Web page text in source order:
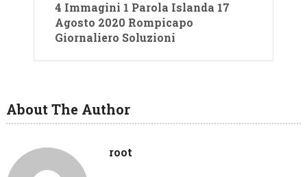
4 Immagini 1 Parola Islanda 17
Agosto 2020 Rompicapo
Giornaliero Soluzioni
About The Author
root